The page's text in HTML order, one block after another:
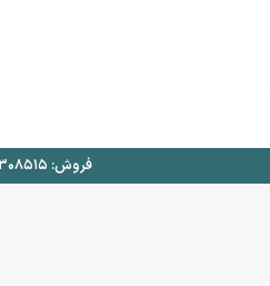
فروش: ۹۱۳۰۸۵۱۵-۰۲۱